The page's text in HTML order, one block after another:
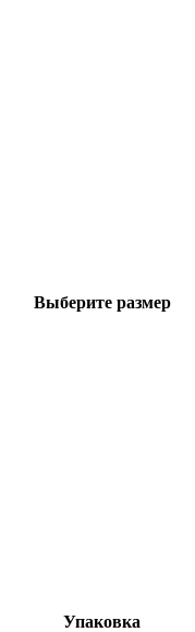
Выберите размер
Упаковка